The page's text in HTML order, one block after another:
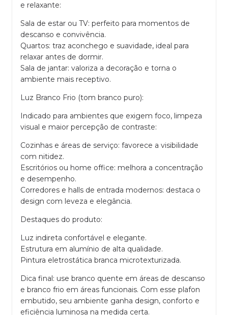
e relaxante:
Sala de estar ou TV: perfeito para momentos de
descanso e convivência.
Quartos: traz aconchego e suavidade, ideal para
relaxar antes de dormir.
Sala de jantar: valoriza a decoração e torna o
ambiente mais receptivo.
Luz Branco Frio (tom branco puro):
Indicado para ambientes que exigem foco, limpeza
visual e maior percepção de contraste:
Cozinhas e áreas de serviço: favorece a visibilidade
com nitidez.
Escritórios ou home office: melhora a concentração
e desempenho.
Corredores e halls de entrada modernos: destaca o
design com leveza e elegância.
Destaques do produto:
Luz indireta confortável e elegante.
Estrutura em alumínio de alta qualidade.
Pintura eletrostática branca microtexturizada.
Dica final: use branco quente em áreas de descanso
e branco frio em áreas funcionais. Com esse plafon
embutido, seu ambiente ganha design, conforto e
eficiência luminosa na medida certa.